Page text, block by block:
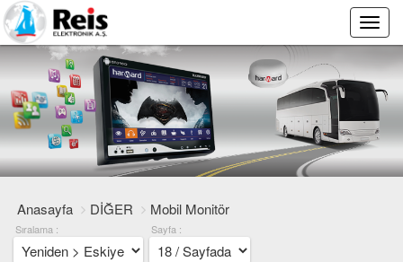
Main
Menu
Anasayfa DİĞER Mobil Monitör
Sıralama : Sayfa :